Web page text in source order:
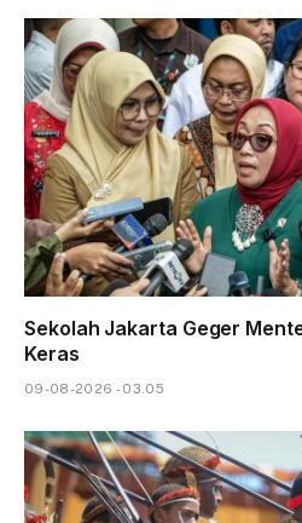
Sekolah Jakarta Geger
Keras
09-08-2026 - 03.05